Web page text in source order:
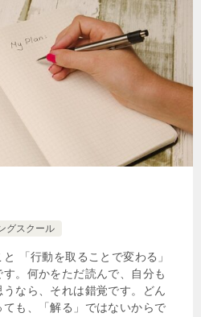
グスクール
「行動を取ることで変わる」
。何かをただ読んで、自分も
なら、それは錯覚です。どん
も、「解る」ではないからで